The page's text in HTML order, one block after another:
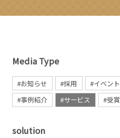
Media Type
#お知らせ #採⽤ #イベント
#事例紹介
#サービス #受賞
solution